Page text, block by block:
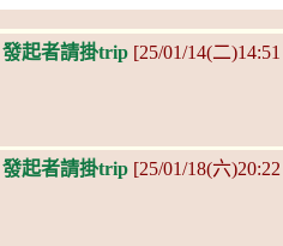
發起者請掛trip [25/01/14(二
發起者請掛trip [25/01/18(六